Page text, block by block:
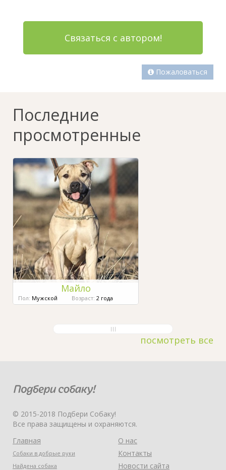
Связаться с автором!
Пожаловаться
Последние
просмотренные
Майло
Пол: Мужской Возраст: 2 года
посмотреть все
© 2015-2018 Подбери Собаку!
Все права защищены и охраняются.
Главная
Собаки в добрые руки
Найдена собака
О нас
Контакты
Новости сайта